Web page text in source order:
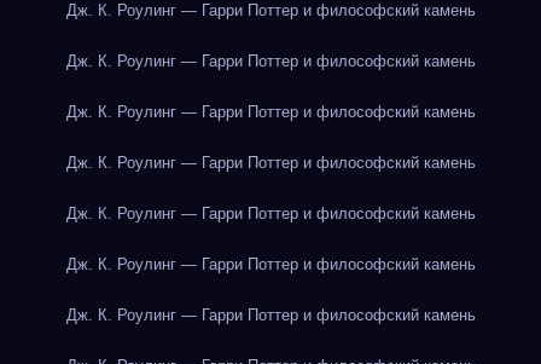
Дж. К. Роулинг — Гарри Поттер и философский камень
Дж. К. Роулинг — Гарри Поттер и философский камень
Дж. К. Роулинг — Гарри Поттер и философский камень
Дж. К. Роулинг — Гарри Поттер и философский камень
Дж. К. Роулинг — Гарри Поттер и философский камень
Дж. К. Роулинг — Гарри Поттер и философский камень
Дж. К. Роулинг — Гарри Поттер и философский камень